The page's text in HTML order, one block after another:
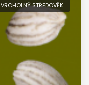
VRCHOLNÝ STŘEDOVĚK